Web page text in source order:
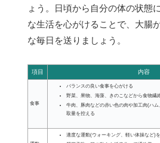
ょう。日頃から自分の体の状態
な生活を心がけることで、大腸
な毎日を送りましょう。
項目 内容
食事
バランスの良い食事を心がける
野菜、果物、海藻、きのこなどから食物繊
牛肉、豚肉などの赤い色の肉や加工肉(ハ
取量を控える
適度な運動(ウォーキング、軽い体操など)